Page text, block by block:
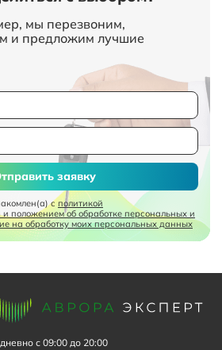
мы перезвоним,
и предложим лучшие
сполитикой
положением об обработке персональных и
на обработку моих персональных данных
заявку
с 09:00 до 20:00